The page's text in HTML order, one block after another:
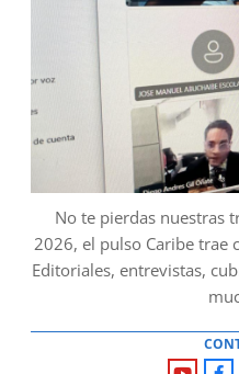
No te pierdas nuestras
2026, el pulso Caribe trae
Editoriales, entrevistas,